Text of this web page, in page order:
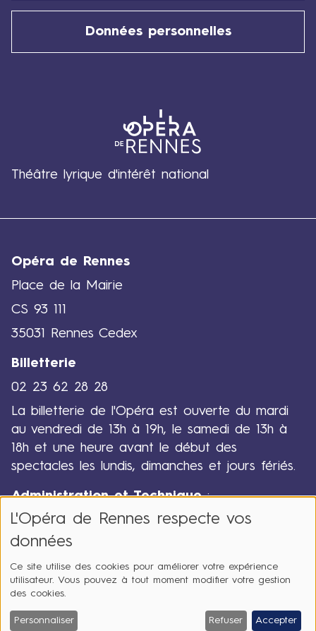
Données personnelles
Théâtre lyrique d'intérêt national
Opéra de Rennes
Place de la Mairie
CS 93 111
35031 Rennes Cedex
Billetterie
02 23 62 28 28
La billetterie de l'Opéra est ouverte du mardi
au vendredi de 13h à 19h, le samedi de 13h à
18h et une heure avant le début des
spectacles les lundis, dimanches et jours fériés.
Administration et Technique:
02 23 62 28 00
L'Opéra de Rennes respecte vos
données
Ce site utilise des cookies pour améliorer votre expérience
utilisateur. Vous pouvez à tout moment modifier votre gestion
des cookies.
Personnaliser Refuser Accepter